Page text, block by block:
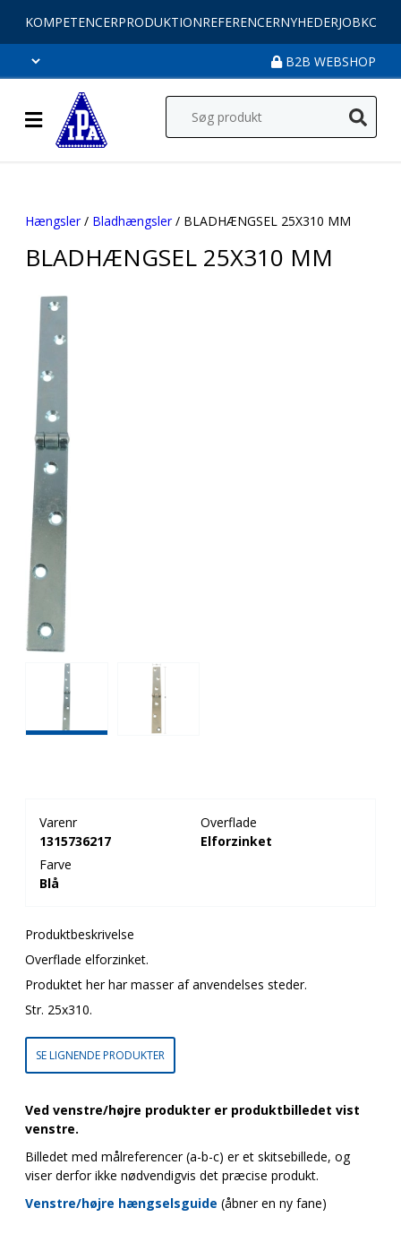
KOMPETENCERPRODUKTIONREFERENCERNYHEDERJOB
B2B WEBSHOP
Hængsler/ Bladhængsler/ BLADHÆNGSEL 25X310 MM
BLADHÆNGSEL 25X310 MM
Varenr
1315736217
Overflade
Elforzinket
Farve
Blå
Produktbeskrivelse
Overflade elforzinket.
Produktet her har masser af anvendelses steder.
Str. 25x310.
SE LIGNENDE PRODUKTER
Ved venstre/højre produkter er produktbilledet vist
venstre.
Billedet med målreferencer (a-b-c) er et skitsebillede, og
viser derfor ikke nødvendigvis det præcise produkt.
Venstre/højre hængselsguide (åbner en ny fane)